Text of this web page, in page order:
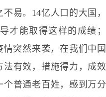
易。14亿人口的大国，
才能取得这样的成绩；
突然来袭，在我们中国
有效，措施得力，成效
普通老百姓，感到万分